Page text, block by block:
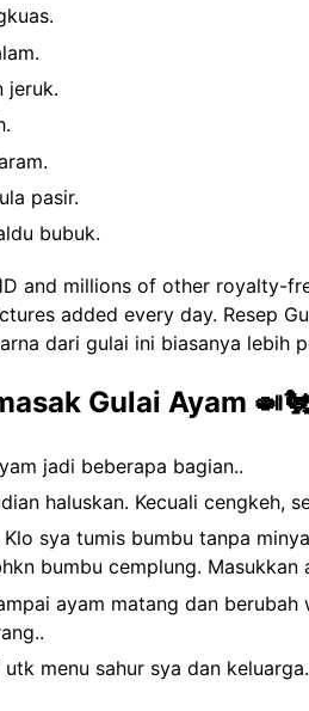
jeruk.
pasir.
bubuk.
and millions of other royalty-
added every day. Resep
dari gulai ini biasanya lebih
Gulai Ayam
jadi beberapa bagian..
haluskan. Kecuali cengkeh,
sya tumis bumbu tanpa
bumbu cemplung. Masukkan
ayam matang dan
menu sahur sya dan